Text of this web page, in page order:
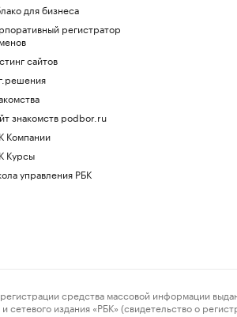
для бизнеса
регистратор
сайтов
знакомств podbor.ru
Компании
Курсы
управления РБК
средства массовой информации
издания «РБК» (свидетельство о